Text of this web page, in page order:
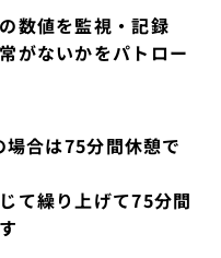
数値を監視・記録
がないかをパトロー
合は75分間休憩で
て繰り上げて75分間